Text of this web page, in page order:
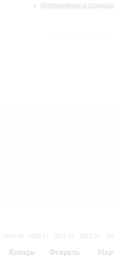
Инклюзивные и
2019/20
2020/21 2021/22 2022/23
Январь Февраль